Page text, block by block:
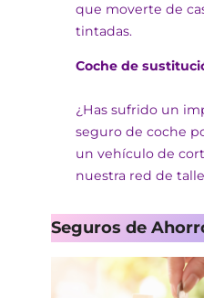
que moverte de
tintadas.
Coche de
¿Has sufrido un
seguro de coche
un vehículo de
nuestra red de
Seguros de